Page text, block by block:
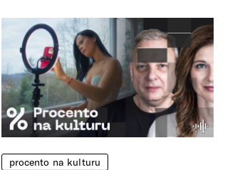
procento na kulturu